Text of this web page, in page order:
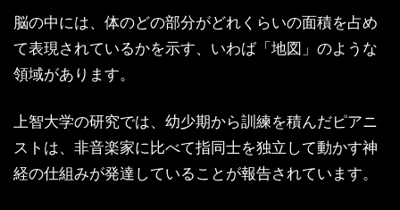
脳の中には、体のどの部分がどれくらいの面積を占め
て表現されているかを示す、いわば「地図」のような
領域があります。
上智大学の研究では、幼少期から訓練を積んだピアニ
ストは、非音楽家に比べて指同士を独立して動かす神
経の仕組みが発達していることが報告されています。